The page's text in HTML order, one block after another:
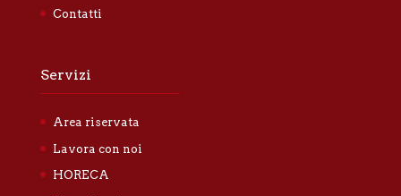
Contatti
Servizi
Area riservata
Lavora con noi
HORECA